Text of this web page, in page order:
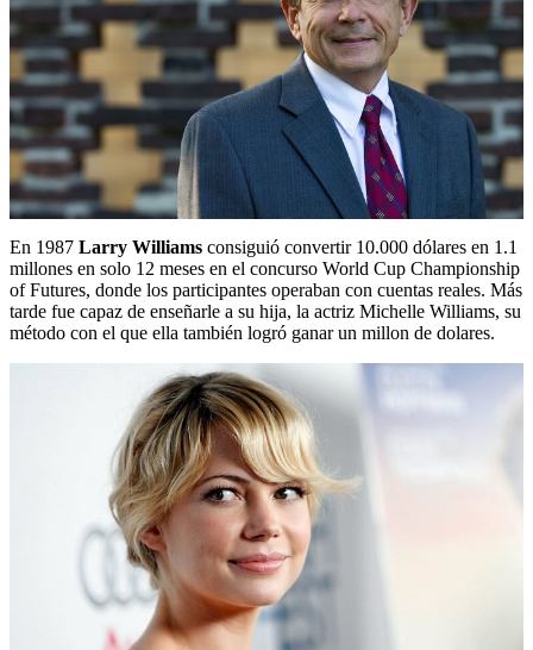
En 1987 Larry Williams consiguió convertir 10.000 dólares en 1.1
millones en solo 12 meses en el concurso World Cup Championship
of Futures, donde los participantes operaban con cuentas reales. Más
tarde fue capaz de enseñarle a su hija, la actriz Michelle Williams, su
método con el que ella también logró ganar un millon de dolares.